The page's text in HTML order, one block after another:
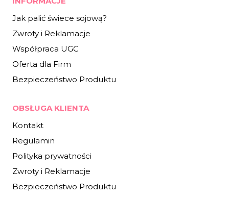
Jak palić świece sojową?
Zwroty i Reklamacje
Współpraca UGC
Oferta dla Firm
Bezpieczeństwo Produktu
OBSŁUGA KLIENTA
Kontakt
Regulamin
Polityka prywatności
Zwroty i Reklamacje
Bezpieczeństwo Produktu